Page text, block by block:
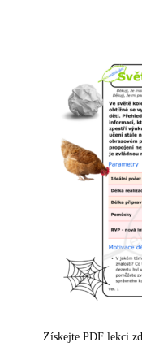
Získejte PDF lekci